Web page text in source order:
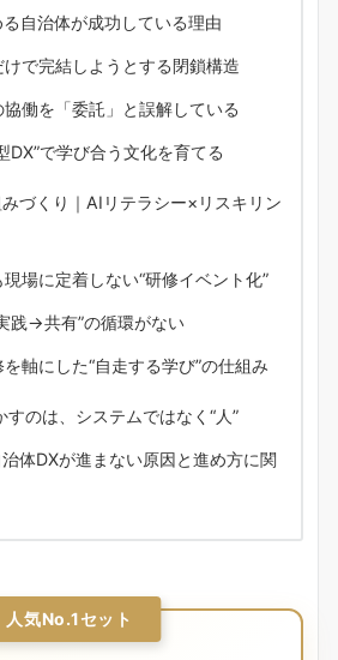
る自治体が成功している理由
で完結しようとする閉鎖構造
働を「委託」と誤解している
DX”で学び合う文化を育てる
づくり｜AIリテラシー×リスキリン
場に定着しない“研修イベント化”
践→共有”の循環がない
軸にした“自走する学び”の仕組み
すのは、システムではなく“人”
体DXが進まない原因と進め方に関
人気No.1セット